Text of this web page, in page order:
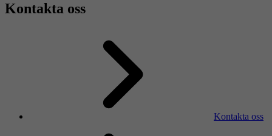
Kontakta oss
Kontakta oss